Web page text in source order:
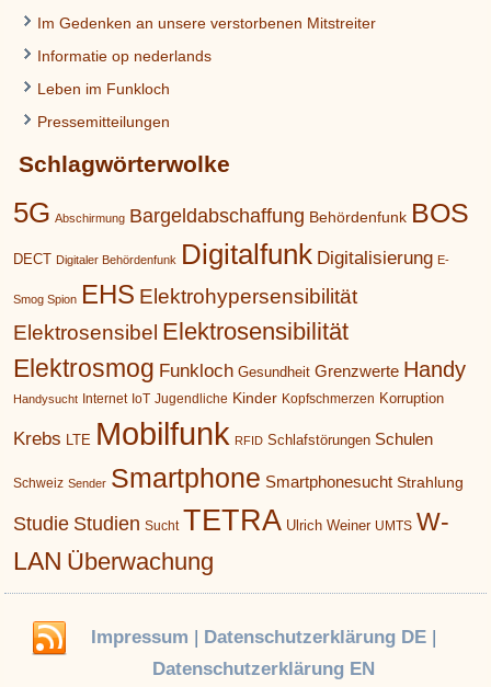
Im Gedenken an unsere verstorbenen Mitstreiter
Informatie op nederlands
Leben im Funkloch
Pressemitteilungen
Schlagwörterwolke
5G Abschirmung Bargeldabschaffung Behördenfunk BOS
DECT Digitaler Behördenfunk Digitalfunk Digitalisierung E-
Smog Spion EHS Elektrohypersensibilität
Elektrosensibel Elektrosensibilität
Elektrosmog Funkloch Gesundheit Grenzwerte Handy
Handysucht Internet IoT Jugendliche Kinder Kopfschmerzen Korruption
Krebs LTE Mobilfunk RFID Schlafstörungen Schulen
Schweiz Sender Smartphone Smartphonesucht Strahlung
Studie Studien Sucht TETRA Ulrich Weiner UMTS W-
LAN Überwachung
Impressum Datenschutzerklärung DE|
Datenschutzerklärung EN